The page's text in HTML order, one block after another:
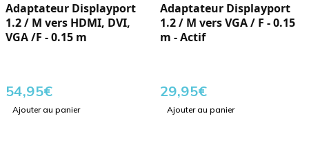
Adaptateur Displayport
1.2 / M vers HDMI, DVI,
VGA /F - 0.15 m
54,95€
Ajouter au panier
Adaptateur Displayport
1.2 / M vers VGA / F - 0.15
m - Actif
29,95€
Ajouter au panier